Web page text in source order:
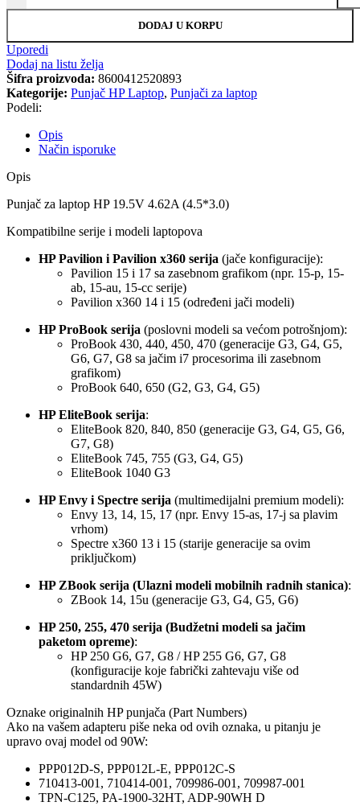
DODAJ U KORPU
Uporedi
Dodaj na listu želja
Šifra proizvoda: 8600412520893
Kategorije: Punjač HP Laptop, Punjači za laptop
Podeli:
Opis
Način isporuke
Opis
Punjač za laptop HP 19.5V 4.62A (4.5*3.0)
Kompatibilne serije i modeli laptopova
HP Pavilion i Pavilion x360 serija (jače konfiguracije):
Pavilion 15 i 17 sa zasebnom grafikom (npr. 15-p, 15-
ab, 15-au, 15-cc serije)
Pavilion x360 14 i 15 (određeni jači modeli)
HP ProBook serija (poslovni modeli sa većom potrošnjom):
ProBook 430, 440, 450, 470 (generacije G3, G4, G5,
G6, G7, G8 sa jačim i7 procesorima ili zasebnom
grafikom)
ProBook 640, 650 (G2, G3, G4, G5)
HP EliteBook serija:
EliteBook 820, 840, 850 (generacije G3, G4, G5, G6,
G7, G8)
EliteBook 745, 755 (G3, G4, G5)
EliteBook 1040 G3
HP Envy i Spectre serija (multimedijalni premium modeli):
Envy 13, 14, 15, 17 (npr. Envy 15-as, 17-j sa plavim
vrhom)
Spectre x360 13 i 15 (starije generacije sa ovim
priključkom)
HP ZBook serija (Ulazni modeli mobilnih radnih stanica):
ZBook 14, 15u (generacije G3, G4, G5, G6)
HP 250, 255, 470 serija (Budžetni modeli sa jačim
paketom opreme):
HP 250 G6, G7, G8 / HP 255 G6, G7, G8
(konfiguracije koje fabrički zahtevaju više od
standardnih 45W)
Oznake originalnih HP punjača (Part Numbers)
Ako na vašem adapteru piše neka od ovih oznaka, u pitanju je
upravo ovaj model od 90W:
PPP012D-S, PPP012L-E, PPP012C-S
710413-001, 710414-001, 709986-001, 709987-001
TPN-C125, PA-1900-32HT, ADP-90WH D